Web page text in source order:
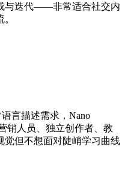
与迭代——非常适合社交内
言描述需求，Nano
销人员、独立创作者、教
觉但不想面对陡峭学习曲线